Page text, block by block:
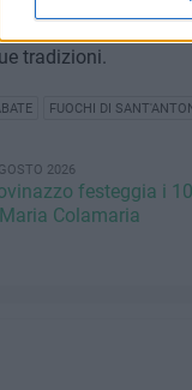
della
tradizioni.
FUOCHI DI
2026
festeggia i
Colamaria